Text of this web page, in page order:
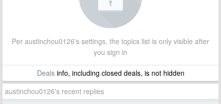
Per austinchou0126's settings, the topics list is only visible after
you sign in
Dealsinfo, including closed deals, is not hidden
austinchou0126's recent replies